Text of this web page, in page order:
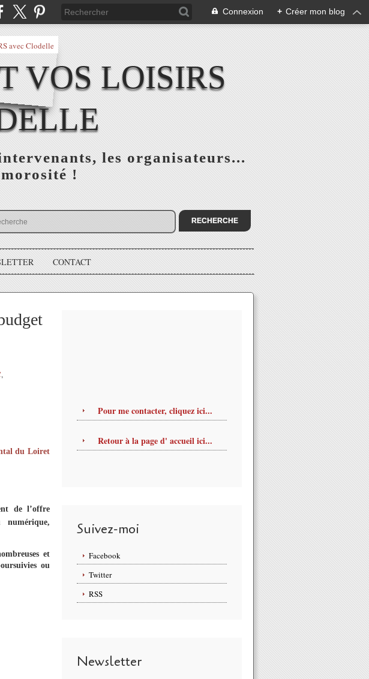
Connexion + Créer mon blog
VOS LOISIRS
les organisateurs...
!
CONTACT
,
du Loiret
de l’offre
et
ou
Pour me contacter, cliquez ici...
Retour à la page d' accueil ici...
Suivez-moi
Facebook
Twitter
RSS
Newsletter